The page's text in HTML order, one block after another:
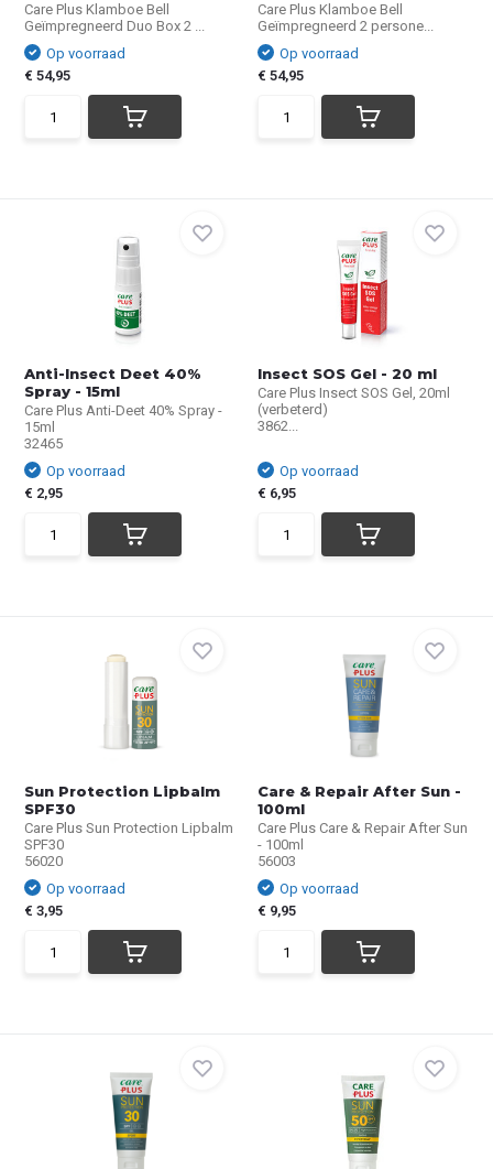
Care Plus Klamboe Bell
Geïmpregneerd Duo Box 2 ...
Op voorraad
€ 54,95
Care Plus Klamboe Bell
Geïmpregneerd 2 persone...
Op voorraad
€ 54,95
Anti-Insect Deet 40%
Spray - 15ml
Care Plus Anti-Deet 40% Spray -
15ml
32465
Op voorraad
€ 2,95
Insect SOS Gel - 20 ml
Care Plus Insect SOS Gel, 20ml
(verbeterd)
3862...
Op voorraad
€ 6,95
Sun Protection Lipbalm
SPF30
Care Plus Sun Protection Lipbalm
SPF30
56020
Op voorraad
€ 3,95
Care & Repair After Sun -
100ml
Care Plus Care & Repair After Sun
- 100ml
56003
Op voorraad
€ 9,95